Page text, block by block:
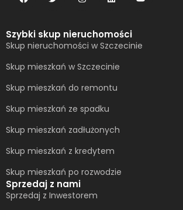
Szybki skup nieruchomości
Skup nieruchomości w Szczecinie
Skup mieszkań w Szczecinie
Skup mieszkań do remontu
Skup mieszkań ze spadku
Skup mieszkań zadłużonych
Skup mieszkań z kredytem
Skup mieszkań po rozwodzie
Sprzedaj z nami
Sprzedaj z Inwestorem